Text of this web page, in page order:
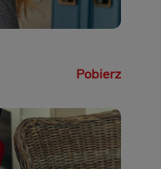
Pobierz